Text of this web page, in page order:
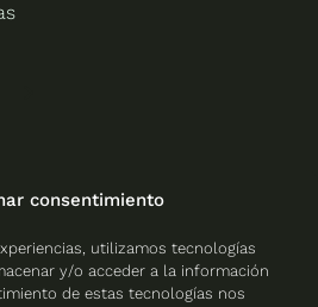
consentimiento
utilizamos tecnologías
y/o acceder a la información
de estas tecnologías nos